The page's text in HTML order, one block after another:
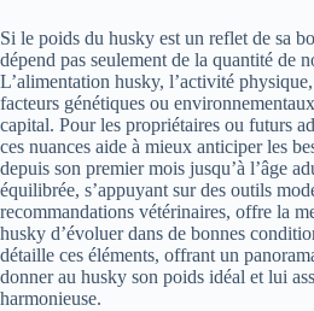
Si le poids du husky est un reflet de sa
dépend pas seulement de la quantité de
L’alimentation husky, l’activité
facteurs génétiques ou
capital. Pour les propriétaires ou futurs
ces nuances aide à mieux anticiper les
depuis son premier mois jusqu’à l’âge
équilibrée, s’appuyant sur des outils
recommandations vétérinaires, offre la
husky d’évoluer dans de bonnes
détaille ces éléments, offrant un
donner au husky son poids idéal et lui
harmonieuse.